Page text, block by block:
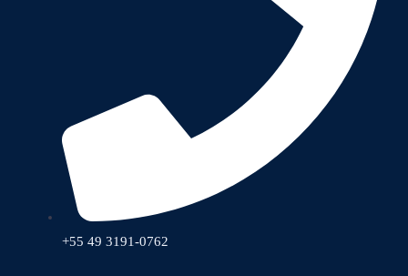
+55 49 3191-0762